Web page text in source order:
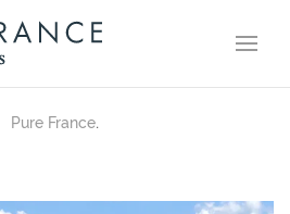
Pure France.